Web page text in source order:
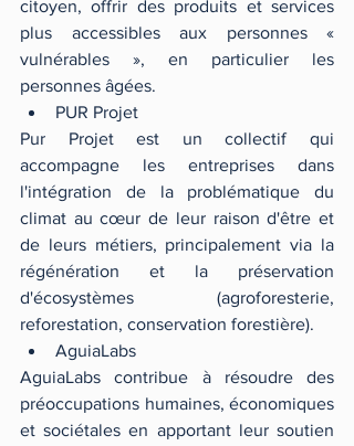
citoyen, offrir des produits et services
plus accessibles aux personnes «
vulnérables », en particulier les
personnes âgées.
PUR Projet
Pur Projet est un collectif qui
accompagne les entreprises dans
l'intégration de la problématique du
climat au cœur de leur raison d'être et
de leurs métiers, principalement via la
régénération et la préservation
d'écosystèmes (agroforesterie,
reforestation, conservation forestière).
AguiaLabs
AguiaLabs contribue à résoudre des
préoccupations humaines, économiques
et sociétales en apportant leur soutien